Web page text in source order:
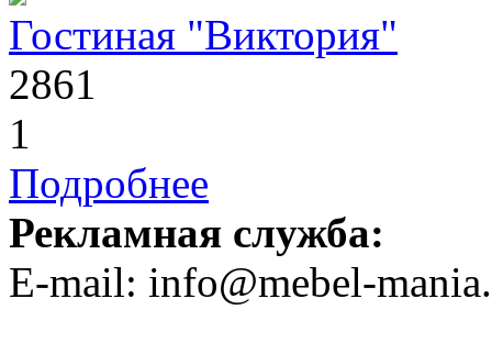
Гостиная "Виктория"
2861
1
Подробнее
Рекламная служба:
E-mail: info@mebel-